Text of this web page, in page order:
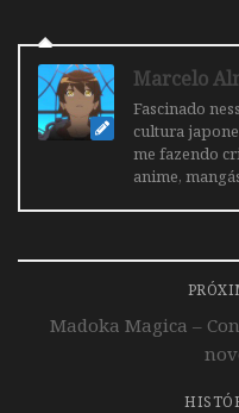
Marcelo
Fascinado
cultura
me fazendo
anime,
Madoka Magica –